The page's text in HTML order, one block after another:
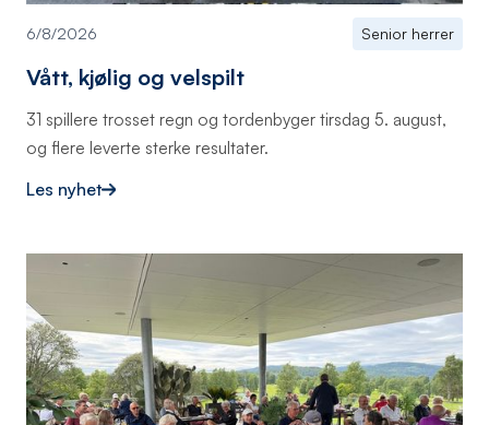
6/8/2026 Senior herrer
Vått, kjølig og velspilt
31 spillere trosset regn og tordenbyger tirsdag 5. august,
og flere leverte sterke resultater.
Les nyhet